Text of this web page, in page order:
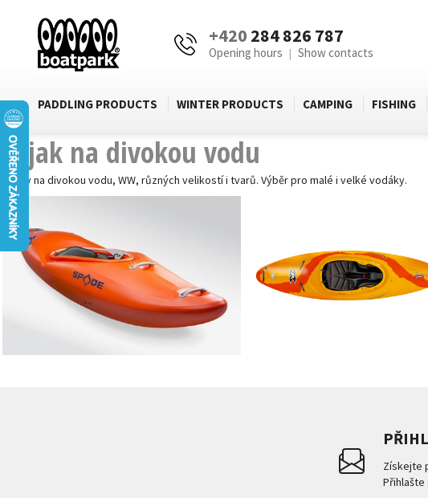
+420 284 826 787
Opening hours | Show contacts
PADDLING PRODUCTS WINTER PRODUCTS CAMPING FISHING
Kajak na divokou vodu
Kajaky na divokou vodu, WW, různých velikostí i tvarů. Výběr pro malé i velké vodáky.
Získejte
Přihlašte